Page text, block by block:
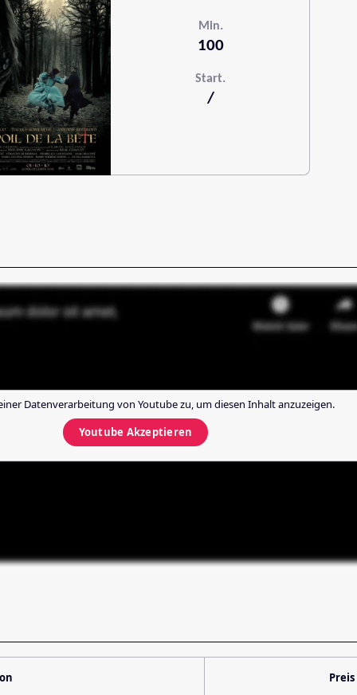
Min.
100
Start.
/
Datenverarbeitung von Youtubezu, um diesen Inhalt anzuzeigen.
Youtube Akzeptieren
Preis